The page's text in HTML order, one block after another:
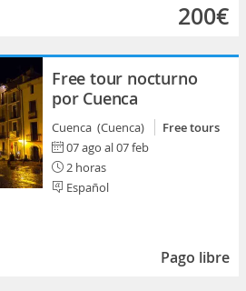
200€
Free tour nocturno
por Cuenca
Cuenca (Cuenca)
Free tours
07 ago al 07 feb
2 horas
Español
Pago libre